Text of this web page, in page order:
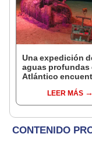
Una expedición
aguas profundas
Atlántico
residuos
con fugas
LEER MÁS